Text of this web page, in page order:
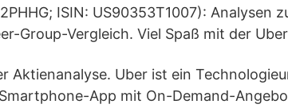
ISIN: US90353T1007): Analysen
Group-Vergleich. Viel Spaß mit der
Aktienanalyse. Uber ist ein
App mit On-Demand-